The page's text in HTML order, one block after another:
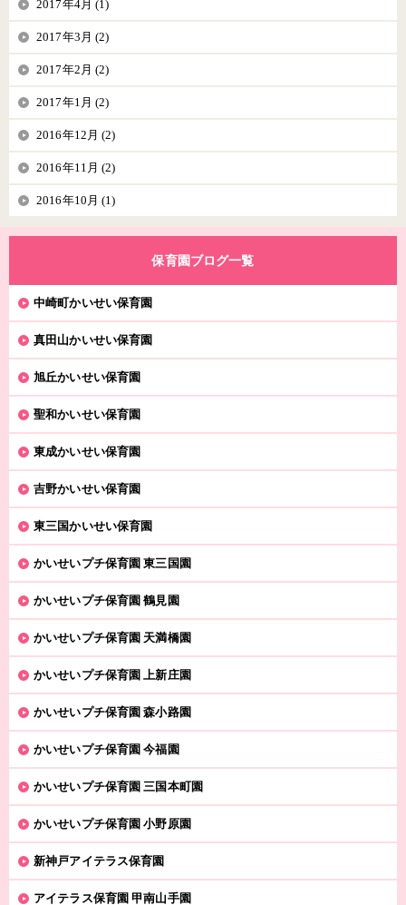
2017年4月 (1)
2017年3月 (2)
2017年2月 (2)
2017年1月 (2)
2016年12月 (2)
2016年11月 (2)
2016年10月 (1)
保育園ブログ一覧
中崎町かいせい保育園
真田山かいせい保育園
旭丘かいせい保育園
聖和かいせい保育園
東成かいせい保育園
吉野かいせい保育園
東三国かいせい保育園
かいせいプチ保育園 東三国園
かいせいプチ保育園 鶴見園
かいせいプチ保育園 天満橋園
かいせいプチ保育園 上新庄園
かいせいプチ保育園 森小路園
かいせいプチ保育園 今福園
かいせいプチ保育園 三国本町園
かいせいプチ保育園 小野原園
新神戸アイテラス保育園
アイテラス保育園 甲南山手園